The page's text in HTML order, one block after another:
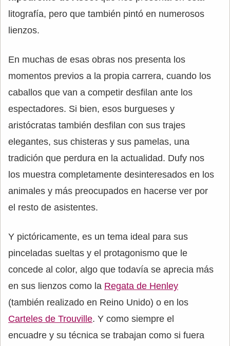
litografía, pero que también pintó en numerosos
lienzos.
En muchas de esas obras nos presenta los
momentos previos a la propia carrera, cuando los
caballos que van a competir desfilan ante los
espectadores. Si bien, esos burgueses y
aristócratas también desfilan con sus trajes
elegantes, sus chisteras y sus pamelas, una
tradición que perdura en la actualidad. Dufy nos
los muestra completamente desinteresados en los
animales y más preocupados en hacerse ver por
el resto de asistentes.
Y pictóricamente, es un tema ideal para sus
pinceladas sueltas y el protagonismo que le
concede al color, algo que todavía se aprecia más
en sus lienzos como la Regata de Henley
(también realizado en Reino Unido) o en los
Carteles de Trouville. Y como siempre el
encuadre y su técnica se trabajan como si fuera